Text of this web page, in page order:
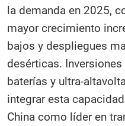
la demanda en 2025,
mayor crecimiento
bajos y despliegues
desérticas.
baterías y ultra-
integrar esta
China como líder en